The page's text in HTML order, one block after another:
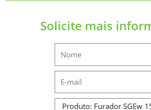
Solicite mais
Message